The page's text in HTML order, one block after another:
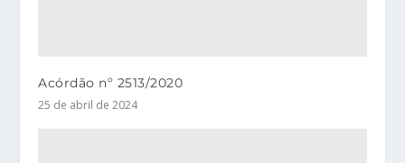
Acórdão nº 2513/2020
25 de abril de 2024